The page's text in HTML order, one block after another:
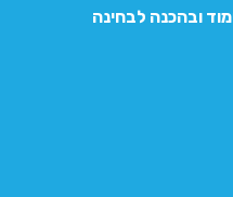
ובהכנה לבחינה